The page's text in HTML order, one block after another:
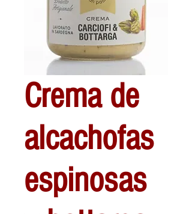
Crema de
alcachofas
espinosas